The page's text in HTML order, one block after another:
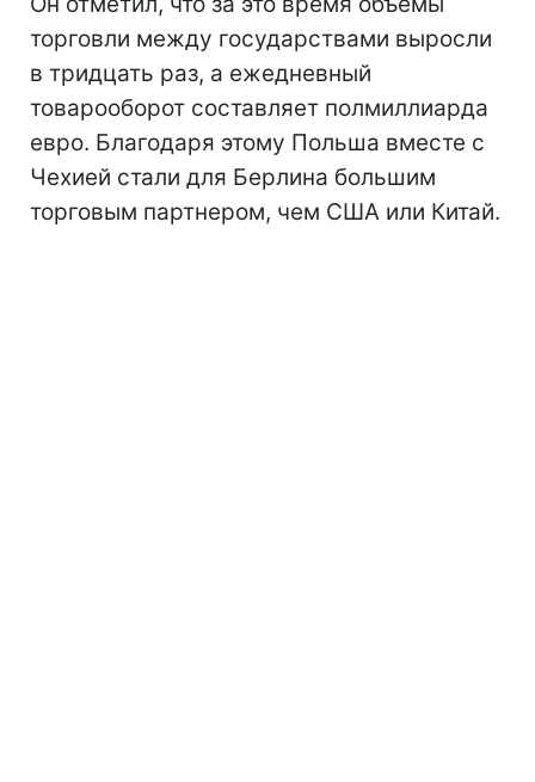
торговли между государствами выросли
в тридцать раз, а ежедневный
товарооборот составляет полмиллиарда
евро. Благодаря этому Польша вместе с
Чехией стали для Берлина большим
торговым партнером, чем США или Китай.